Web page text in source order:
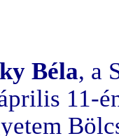
Béla, a
11-